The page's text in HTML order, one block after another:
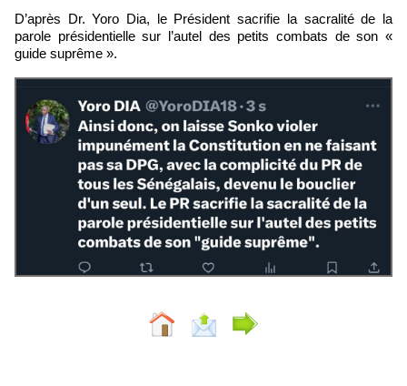
D’après Dr. Yoro Dia, le Président sacrifie la sacralité de la
parole présidentielle sur l’autel des petits combats de son «
guide suprême ».